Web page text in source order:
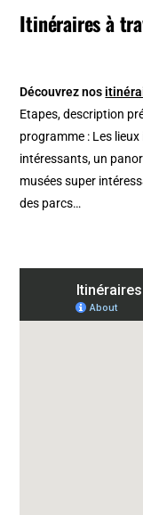
Itinéraires à
Découvrez nos
Etapes, description
programme : Les
intéressants, un
musées super
des parcs…